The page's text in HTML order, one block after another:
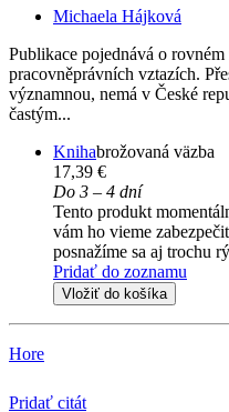
Michaela Hájková
Publikace pojednává o
pracovněprávních vztazích.
významnou, nemá v České
častým...
Knihabrožovaná väzba
17,39 €
Do 3 – 4 dní
Tento produkt
vám ho vieme
posnažíme sa aj trochu
Pridať do zoznamu
Vložiť do košíka
Hore
Pridať citát